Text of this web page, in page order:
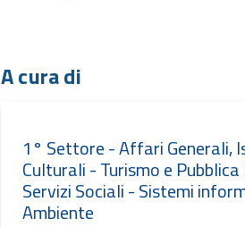
A cura di
1° Settore - Affari Generali,
Culturali - Turismo e
Servizi Sociali - Sistemi
Ambiente